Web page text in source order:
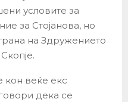
условите за
за Стојанова, но
на Здружението
кон веќе екс
дека се